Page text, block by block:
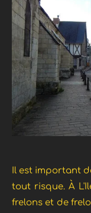
Il est important
tout risque. À
frelons et de